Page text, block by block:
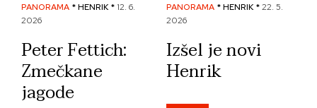
PANORAMA * HENRIK * 12. 6.
2026
Peter Fettich:
Zmečkane
jagode
PANORAMA * HENRIK *22. 5.
2026
Izšel je novi
Henrik